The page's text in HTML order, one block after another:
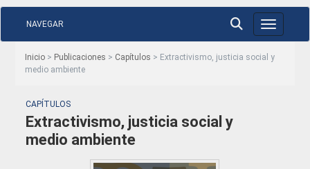
Toggle
NAVEGAR
Inicio > Publicaciones > Capítulos > Extractivismo, justicia social y
medio ambiente
CAPÍTULOS
Extractivismo, justicia social y
medio ambiente